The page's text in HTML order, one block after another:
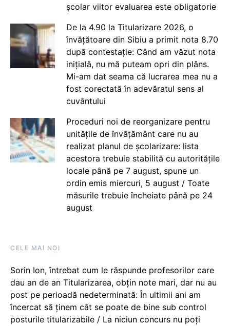
școlar viitor evaluarea este obligatorie
De la 4.90 la Titularizare 2026, o
învățătoare din Sibiu a primit nota 8.70
după contestație: Când am văzut nota
inițială, nu mă puteam opri din plâns.
Mi-am dat seama că lucrarea mea nu a
fost corectată în adevăratul sens al
cuvântului
Proceduri noi de reorganizare pentru
unitățile de învățământ care nu au
realizat planul de școlarizare: lista
acestora trebuie stabilită cu autoritățile
locale până pe 7 august, spune un
ordin emis miercuri, 5 august / Toate
măsurile trebuie încheiate până pe 24
august
CELE MAI NOI
Sorin Ion, întrebat cum le răspunde profesorilor care
dau an de an Titularizarea, obțin note mari, dar nu au
post pe perioadă nedeterminată: În ultimii ani am
încercat să ținem cât se poate de bine sub control
posturile titularizabile / La niciun concurs nu poți